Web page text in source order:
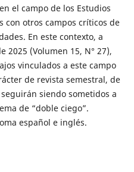
el campo de los Estudios
con otros campos críticos de
En este contexto, a
2025 (Volumen 15, N° 27),
vinculados a este campo
de revista semestral, de
siendo sometidos a
de “doble ciego”.
español e inglés.